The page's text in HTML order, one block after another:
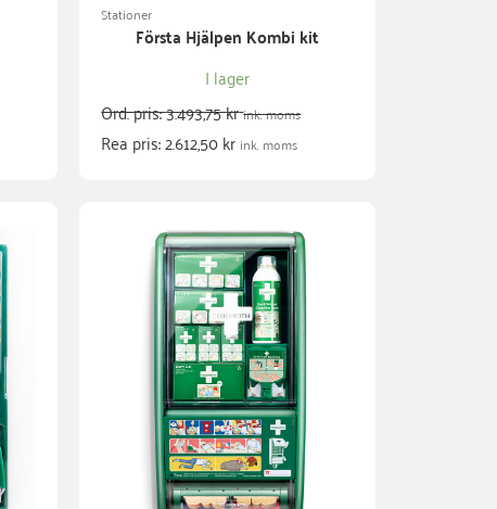
Stationer
Första Hjälpen Kombi kit
I lager
Ord. pris:3.493,75krink. moms
Rea pris:2.612,50kr ink. moms